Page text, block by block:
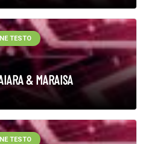
& MARAISA
TESTO
TESTO